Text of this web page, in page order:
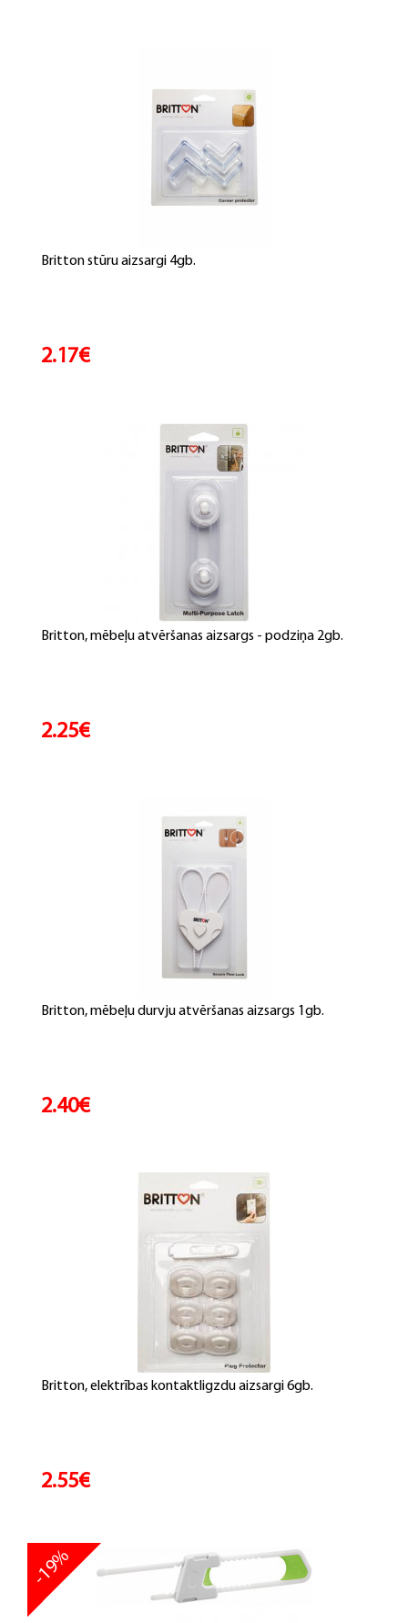
Britton stūru aizsargi 4gb.
2.17€
Britton, mēbeļu atvēršanas aizsargs - podziņa 2gb.
2.25€
Britton, mēbeļu durvju atvēršanas aizsargs 1gb.
2.40€
Britton, elektrības kontaktligzdu aizsargi 6gb.
2.55€
-19%